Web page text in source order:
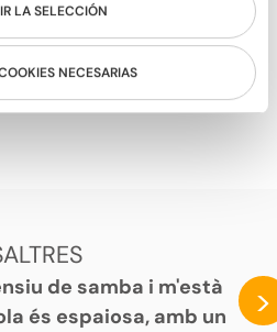
LA SELECCIÓN
NECESARIAS
SON
de samba i m'està
és espaiosa, amb un
>